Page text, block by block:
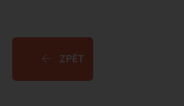
ZPĚT